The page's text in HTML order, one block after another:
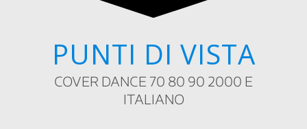
PUNTI DI VISTA
COVER DANCE 70 80 90 2000 E
ITALIANO